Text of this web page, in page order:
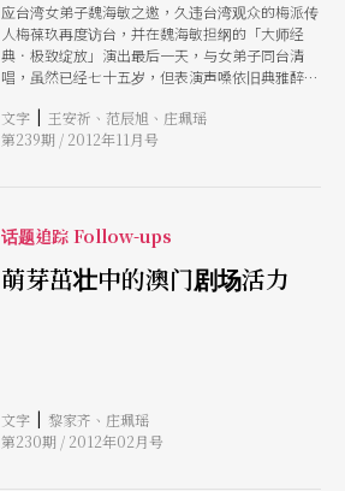
异口同声地回答「还早吧，都说了自己还在积累当
中呗」「就演到六十岁怎么样？」「好，就和台
北、和我们的观众一起变老吧！」看来，这对同台
多年的老友，除了有白头宫女话当年的本事之外，
也还有著继续逐鹿中原的力气！
应台湾女弟子魏海敏之邀，久违台湾观众的梅派传
人梅葆玖再度访台，并在魏海敏担纲的「大师经
典．极致绽放」演出最后一天，与女弟子同台清
唱，虽然已经七十五岁，但表演声嗓依旧典雅醉
王安祈教授，专访大师，一谈梅派艺术的表演精髓
与自幼跟随父亲梅兰芳的习艺点滴
文字 | 王安祈、范辰旭、庄珮瑶
第239期 / 2012年11月号
话题追踪 Follow-ups
萌芽茁壮中的澳门剧场活力
文字 | 黎家齐、庄珮瑶
第230期 / 2012年02月号